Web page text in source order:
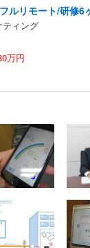
ルリモート/研修6
ィング
万円